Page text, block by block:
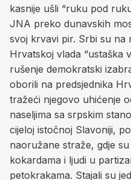
kasnije ušli “ruku pod
JNA preko dunavskih
svoj krvavi pir. Srbi su na
Hrvatskoj vlada “ustaška
rušenje demokratski
oborili na predsjednika
tražeći njegovo uhićenje
naseljima sa srpskim
cijeloj istočnoj Slavoniji,
naoružane straže, gdje
kokardama i ljudi u
petokrakama. Stajali su